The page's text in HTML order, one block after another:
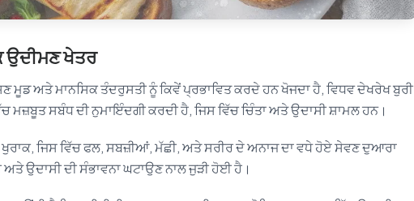
ਉਦੀਮਣ ਖੇਤਰ
ਮੂਡ ਅਤੇ ਮਾਨਸਿਕ ਤੰਦਰੁਸਤੀ ਨੂੰ ਕਿਵੇਂ ਪ੍ਰਭਾਵਿਤ ਕਰਦੇ ਹਨ ਖੋਜਦਾ ਹੈ, ਵਿਧਵ ਦੇਖਰੇਖ ਬੁਰੀ
ਮਜ਼ਬੂਤ ਸਬੰਧ ਦੀ ਨੁਮਾਇੰਦਗੀ ਕਰਦੀ ਹੈ, ਜਿਸ ਵਿੱਚ ਚਿੰਤਾ ਅਤੇ ਉਦਾਸੀ ਸ਼ਾਮਲ ਹਨ।
ਜਿਸ ਵਿੱਚ ਫਲ, ਸਬਜ਼ੀਆਂ, ਮੱਛੀ, ਅਤੇ ਸਰੀਰ ਦੇ ਅਨਾਜ ਦਾ ਵਧੇ ਹੋਏ ਸੇਵਣ ਦੁਆਰਾ
ਉਦਾਸੀ ਦੀ ਸੰਭਾਵਨਾ ਘਟਾਉਣ ਨਾਲ ਜੁੜੀ ਹੋਈ ਹੈ।